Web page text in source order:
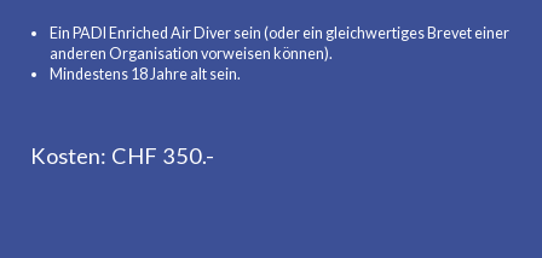
Ein PADI Enriched Air Diver sein (oder ein gleichwertiges Brevet einer
anderen Organisation vorweisen können).
Mindestens 18 Jahre alt sein.
Kosten: CHF 350.-